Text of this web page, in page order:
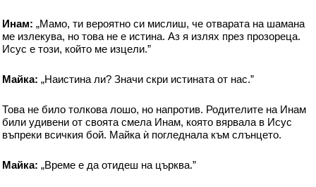
Инам: „Мамо, ти вероятно си мислиш, че отварата на шамана
ме излекува, но това не е истина. Аз я излях през прозореца.
Исус е този, който ме изцели.”
Майка: „Наистина ли? Значи скри истината от нас.”
Това не било толкова лошо, но напротив. Родителите на Инам
били удивени от своята смела Инам, която вярвала в Исус
въпреки всичкия бой. Майка ѝ погледнала към слънцето.
Майка: „Време е да отидеш на църква.”